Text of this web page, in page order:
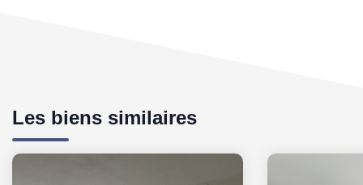
Les biens similaires